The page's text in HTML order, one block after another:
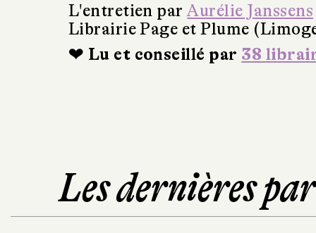
L'entretien parAurélie Janssens
Librairie Page et Plume
❤ Lu et conseillé par 38
Les dernières